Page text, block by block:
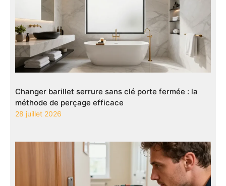
Changer barillet serrure sans clé porte fermée : la
méthode de perçage efficace
28 juillet 2026